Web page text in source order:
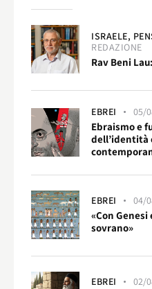
ISRAELE,
REDAZIONE
Rav Beni
EBREI 05/
Ebraismo e
dell’identità
EBREI 04/
«Con
sovrano»
EBREI 02/